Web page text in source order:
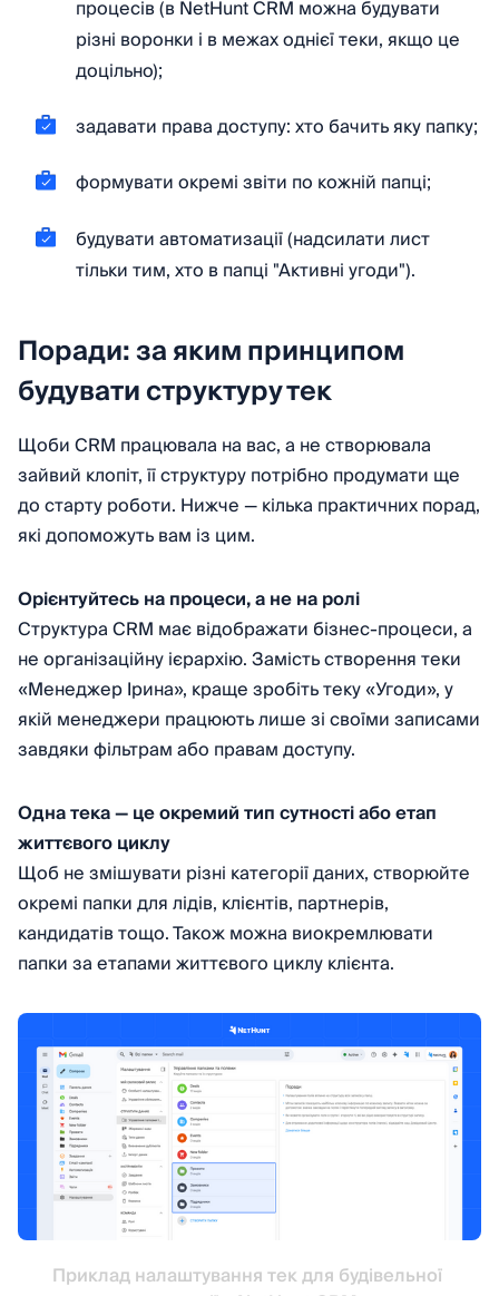
процесів (в NetHunt CRM можна будувати
різні воронки і в межах однієї теки, якщо це
доцільно);
задавати права доступу: хто бачить яку папку;
формувати окремі звіти по кожній папці;
будувати автоматизації (надсилати лист
тільки тим, хто в папці "Активні угоди").
Поради: за яким принципом
будувати структуру тек
Щоби CRM працювала на вас, а не створювала
зайвий клопіт, її структуру потрібно продумати ще
до старту роботи. Нижче — кілька практичних порад,
які допоможуть вам із цим.
Орієнтуйтесь на процеси, а не на ролі
Структура CRM має відображати бізнес-процеси, а
не організаційну ієрархію. Замість створення теки
«Менеджер Ірина», краще зробіть теку «Угоди», у
якій менеджери працюють лише зі своїми записами
завдяки фільтрам або правам доступу.
Одна тека — це окремий тип сутності або етап
життєвого циклу
Щоб не змішувати різні категорії даних, створюйте
окремі папки для лідів, клієнтів, партнерів,
кандидатів тощо. Також можна виокремлювати
папки за етапами життєвого циклу клієнта.
Приклад налаштування тек для будівельної